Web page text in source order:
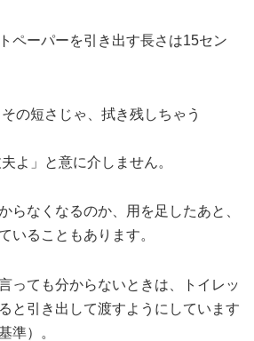
ペーパーを引き出す長さは15セン
の短さじゃ、拭き残しちゃう
よ」と意に介しません。
らなくなるのか、用を足したあと、
いることもあります。
っても分からないときは、トイレッ
と引き出して渡すようにしています
準）。